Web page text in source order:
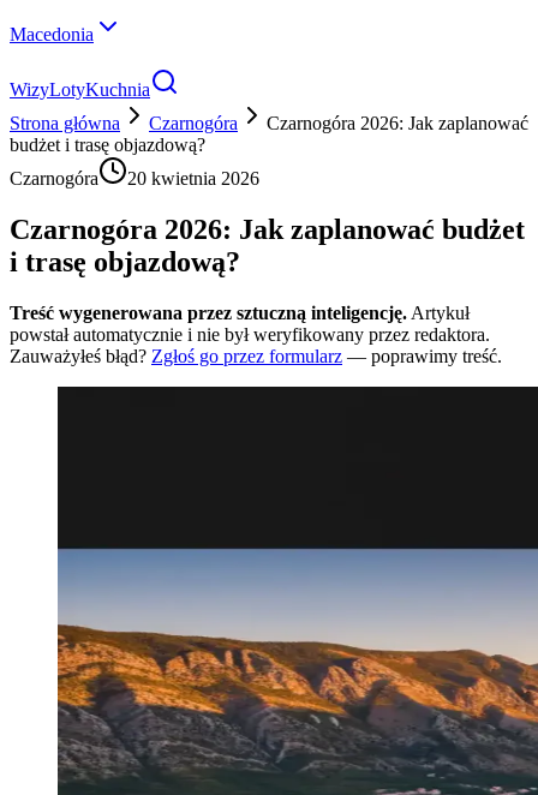
Macedonia
WizyLotyKuchnia
Strona główna
Czarnogóra
Czarnogóra 2026: Jak zaplanować
budżet i trasę objazdową?
Czarnogóra
20 kwietnia 2026
Czarnogóra 2026: Jak zaplanować budżet
i trasę objazdową?
Treść wygenerowana przez sztuczną inteligencję. Artykuł
powstał automatycznie i nie był weryfikowany przez redaktora.
Zauważyłeś błąd? Zgłoś go przez formularz — poprawimy treść.